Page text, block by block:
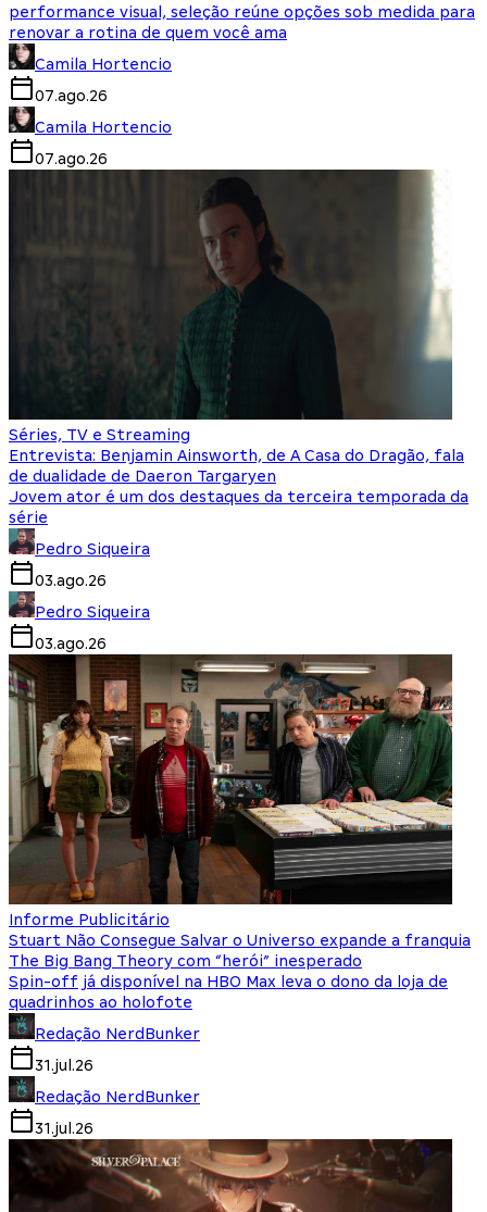
performance visual, seleção reúne opções sob medida para
renovar a rotina de quem você ama
Camila Hortencio
07.ago.26
Camila Hortencio
07.ago.26
Séries, TV e Streaming
Entrevista: Benjamin Ainsworth, de A Casa do Dragão, fala
de dualidade de Daeron Targaryen
Jovem ator é um dos destaques da terceira temporada da
série
Pedro Siqueira
03.ago.26
Pedro Siqueira
03.ago.26
Informe Publicitário
Stuart Não Consegue Salvar o Universo expande a franquia
The Big Bang Theory com “herói” inesperado
Spin-off já disponível na HBO Max leva o dono da loja de
quadrinhos ao holofote
Redação NerdBunker
31.jul.26
Redação NerdBunker
31.jul.26